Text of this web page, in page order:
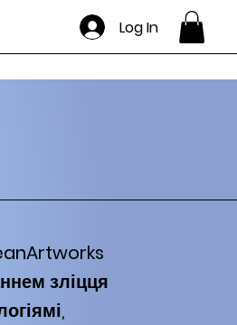
Log In
зліцця